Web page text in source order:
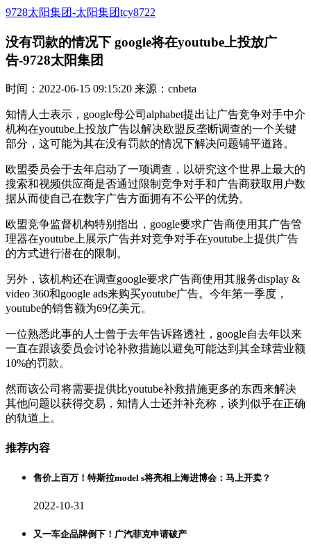
9728太阳集团-太阳集团tcy8722
没有罚款的情况下 google将在youtube上投放广
告-9728太阳集团
时间：2022-06-15 09:15:20 来源：cnbeta
知情人士表示，google母公司alphabet提出让广告竞争对手中介
机构在youtube上投放广告以解决欧盟反垄断调查的一个关键
部分，这可能为其在没有罚款的情况下解决问题铺平道路。
欧盟委员会于去年启动了一项调查，以研究这个世界上最大的
搜索和视频供应商是否通过限制竞争对手和广告商获取用户数
据从而使自己在数字广告方面拥有不公平的优势。
欧盟竞争监督机构特别指出，google要求广告商使用其广告管
理器在youtube上展示广告并对竞争对手在youtube上提供广告
的方式进行潜在的限制。
另外，该机构还在调查google要求广告商使用其服务display &
video 360和google ads来购买youtube广告。今年第一季度，
youtube的销售额为69亿美元。
一位熟悉此事的人士曾于去年告诉路透社，google自去年以来
一直在跟该委员会讨论补救措施以避免可能达到其全球营业额
10%的罚款。
然而该公司将需要提供比youtube补救措施更多的东西来解决
其他问题以获得交易，知情人士还并补充称，谈判似乎在正确
的轨道上。
推荐内容
售价上百万！特斯拉model s将亮相上海进博会：马上开卖？
2022-10-31
又一车企品牌倒下！广汽菲克申请破产